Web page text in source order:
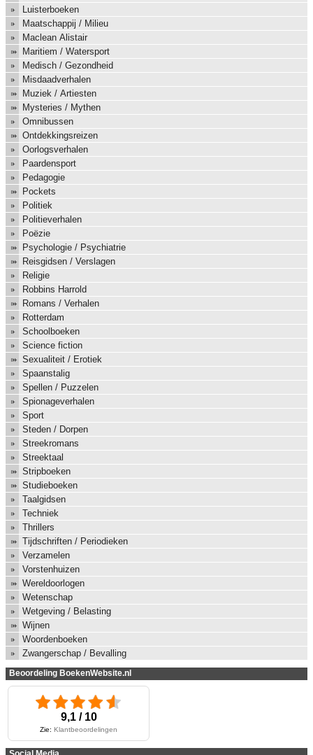
Luisterboeken
Maatschappij / Milieu
Maclean Alistair
Maritiem / Watersport
Medisch / Gezondheid
Misdaadverhalen
Muziek / Artiesten
Mysteries / Mythen
Omnibussen
Ontdekkingsreizen
Oorlogsverhalen
Paardensport
Pedagogie
Pockets
Politiek
Politieverhalen
Poëzie
Psychologie / Psychiatrie
Reisgidsen / Verslagen
Religie
Robbins Harrold
Romans / Verhalen
Rotterdam
Schoolboeken
Science fiction
Sexualiteit / Erotiek
Spaanstalig
Spellen / Puzzelen
Spionageverhalen
Sport
Steden / Dorpen
Streekromans
Streektaal
Stripboeken
Studieboeken
Taalgidsen
Techniek
Thrillers
Tijdschriften / Periodieken
Verzamelen
Vorstenhuizen
Wereldoorlogen
Wetenschap
Wetgeving / Belasting
Wijnen
Woordenboeken
Zwangerschap / Bevalling
Beoordeling BoekenWebsite.nl
9,1 / 10
Zie: Klantbeoordelingen